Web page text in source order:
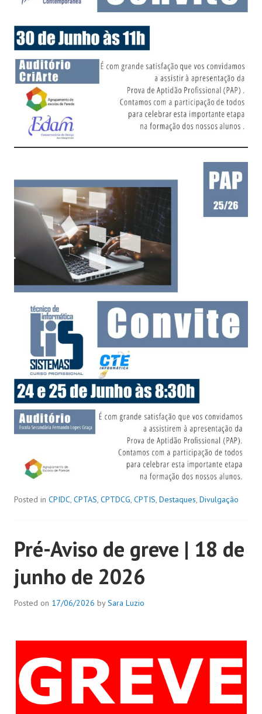
Posted in CPIDC, CPTAS, CPTDCG, CPTIS, Destaques, Divulgação
Pré-Aviso de greve | 18 de
junho de 2026
Posted on 17/06/2026 bySara Luzio